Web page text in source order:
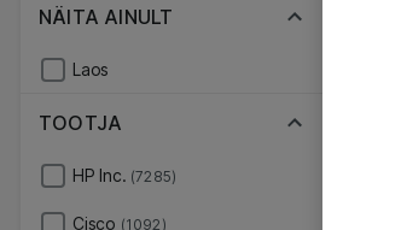
NÄITA AINULT
Laos
TOOTJA
HP Inc. (7285)
Cisco (1092)